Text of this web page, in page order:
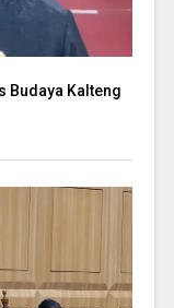
Budaya Kalteng